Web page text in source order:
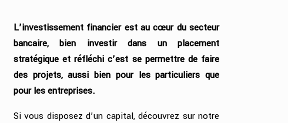
L’investissement financier est au cœur du secteur
bancaire, bien investir dans un placement
stratégique et réfléchi c’est se permettre de faire
des projets, aussi bien pour les particuliers que
pour les entreprises.
Si vous disposez d’un capital, découvrez sur notre